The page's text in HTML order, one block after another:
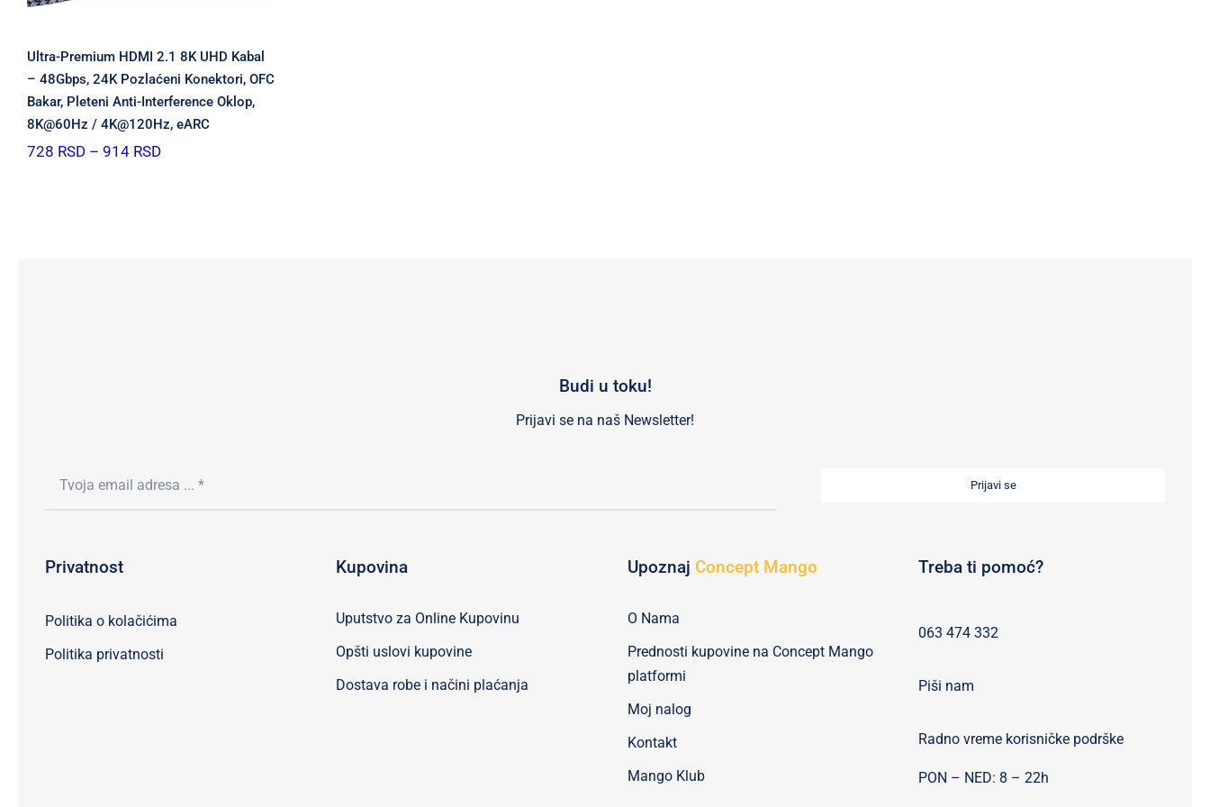
Ultra-Premium HDMI 2.1 8K UHD Kabal
– 48Gbps, 24K Pozlaćeni Konektori, OFC
Bakar, Pleteni Anti-Interference Oklop,
8K@60Hz / 4K@120Hz, eARC
728 RSD – 914 RSDRaspon
Budi u toku!
Prijavi se na naš Newsletter!
Prijavi se
Privatnost
Politika o kolačićima
Politika privatnosti
Kupovina
Uputstvo za Online Kupovinu
Opšti uslovi kupovine
Dostava robe i načini plaćanja
Upoznaj Concept Mango
O Nama
Prednosti kupovine na Concept Mango
platformi
Moj nalog
Kontakt
Mango Klub
Treba ti pomoć?
063 474 332
Piši nam
Radno vreme korisničke podrške
PON – NED: 8 – 22h